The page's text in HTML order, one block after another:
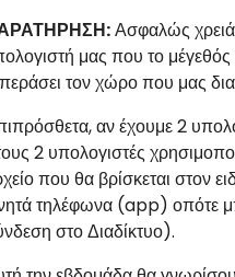
Ασφαλώς
μας που το
τον χώρο που μας
αν έχουμε 2
2 υπολογιστές
που θα βρίσκεται στον
τηλέφωνα (app) οπότε
στο Διαδίκτυο).